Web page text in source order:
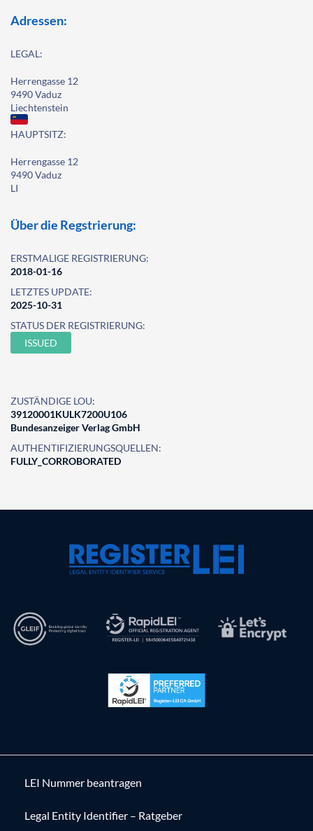
Adressen:
LEGAL:
Herrengasse 12
9490 Vaduz
Liechtenstein
HAUPTSITZ:
Herrengasse 12
9490 Vaduz
LI
Über die Regstrierung:
ERSTMALIGE REGISTRIERUNG:
2018-01-16
LETZTES UPDATE:
2025-10-31
STATUS DER REGISTRIERUNG:
ISSUED
ZUSTÄNDIGE LOU:
39120001KULK7200U106
Bundesanzeiger Verlag GmbH
AUTHENTIFIZIERUNGSQUELLEN:
FULLY_CORROBORATED
LEI Nummer beantragen
Legal Entity Identifier – Ratgeber